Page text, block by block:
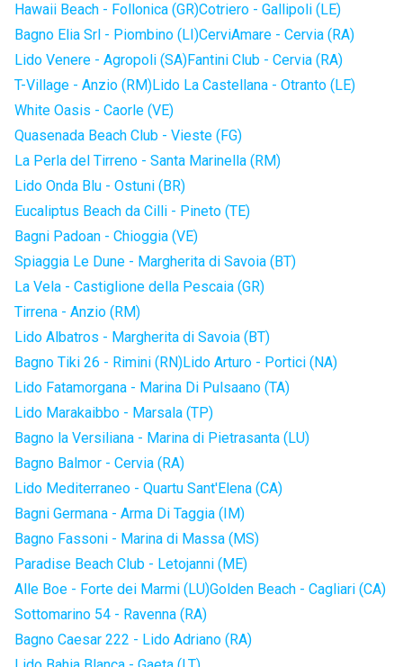
Hawaii Beach - Follonica (GR)Cotriero - Gallipoli (LE)
Bagno Elia Srl - Piombino (LI)CerviAmare - Cervia (RA)
Lido Venere - Agropoli (SA)Fantini Club - Cervia (RA)
T-Village - Anzio (RM)Lido La Castellana - Otranto (LE)
White Oasis - Caorle (VE)
Quasenada Beach Club - Vieste (FG)
La Perla del Tirreno - Santa Marinella (RM)
Lido Onda Blu - Ostuni (BR)
Eucaliptus Beach da Cilli - Pineto (TE)
Bagni Padoan - Chioggia (VE)
Spiaggia Le Dune - Margherita di Savoia (BT)
La Vela - Castiglione della Pescaia (GR)
Tirrena - Anzio (RM)
Lido Albatros - Margherita di Savoia (BT)
Bagno Tiki 26 - Rimini (RN)Lido Arturo - Portici (NA)
Lido Fatamorgana - Marina Di Pulsaano (TA)
Lido Marakaibbo - Marsala (TP)
Bagno la Versiliana - Marina di Pietrasanta (LU)
Bagno Balmor - Cervia (RA)
Lido Mediterraneo - Quartu Sant'Elena (CA)
Bagni Germana - Arma Di Taggia (IM)
Bagno Fassoni - Marina di Massa (MS)
Paradise Beach Club - Letojanni (ME)
Alle Boe - Forte dei Marmi (LU)Golden Beach - Cagliari (CA)
Sottomarino 54 - Ravenna (RA)
Bagno Caesar 222 - Lido Adriano (RA)